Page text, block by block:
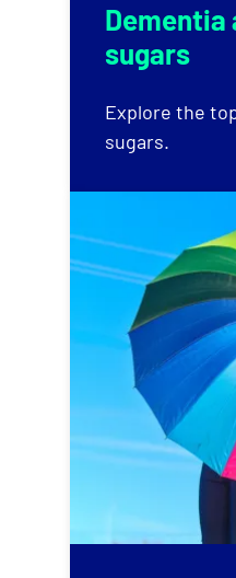
Dementia
sugars
Explore the
sugars.